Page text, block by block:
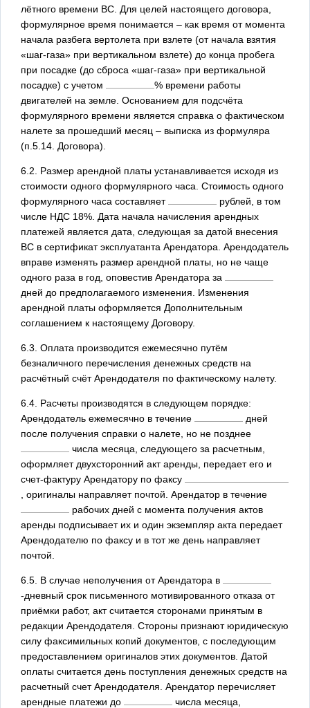
лётного времени ВС. Для целей настоящего договора,
формулярное время понимается – как время от момента
начала разбега вертолета при взлете (от начала взятия
«шаг-газа» при вертикальном взлете) до конца пробега
при посадке (до сброса «шаг-газа» при вертикальной
посадке) с учетом
% времени работы
двигателей на земле. Основанием для подсчёта
формулярного времени является справка о фактическом
налете за прошедший месяц – выписка из формуляра
(п.5.14. Договора).
6.2. Размер арендной платы устанавливается исходя из
стоимости одного формулярного часа. Стоимость одного
формулярного часа составляет
рублей, в том
числе НДС 18%. Дата начала начисления арендных
платежей является дата, следующая за датой внесения
ВС в сертификат эксплуатанта Арендатора. Арендодатель
вправе изменять размер арендной платы, но не чаще
одного раза в год, оповестив Арендатора за
дней до предполагаемого изменения. Изменения
арендной платы оформляется Дополнительным
соглашением к настоящему Договору.
6.3. Оплата производится ежемесячно путём
безналичного перечисления денежных средств на
расчётный счёт Арендодателя по фактическому налету.
6.4. Расчеты производятся в следующем порядке:
Арендодатель ежемесячно в течение
дней
после получения справки о налете, но не позднее
числа месяца, следующего за расчетным,
оформляет двухсторонний акт аренды, передает его и
счет-фактуру Арендатору по факсу
, оригиналы направляет почтой. Арендатор в течение
рабочих дней с момента получения актов
аренды подписывает их и один экземпляр акта передает
Арендодателю по факсу и в тот же день направляет
почтой.
6.5. В случае неполучения от Арендатора в
-дневный срок письменного мотивированного отказа от
приёмки работ, акт считается сторонами принятым в
редакции Арендодателя. Стороны признают юридическую
силу факсимильных копий документов, с последующим
предоставлением оригиналов этих документов. Датой
оплаты считается день поступления денежных средств на
расчетный счет Арендодателя. Арендатор перечисляет
арендные платежи до
числа месяца,